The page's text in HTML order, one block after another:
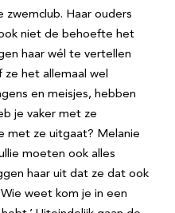
zwemclub. Haar ouders
niet de behoefte het
haar wél te vertellen
ze het allemaal wel
en meisjes, hebben
je vaker met ze
met ze uitgaat? Melanie
moeten ook alles
haar uit dat ze dat ook
weet kom je in een